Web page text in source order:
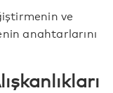
ve
anahtarlarını